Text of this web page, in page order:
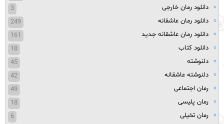
دانلود رمان خارجی
3
دانلود رمان عاشقانه
249
دانلود رمان عاشقانه جدید
161
دانلود کتاب
18
دلنوشته
45
دلنوشته عاشقانه
42
رمان اجتماعی
49
رمان پلیسی
18
رمان تخیلی
6